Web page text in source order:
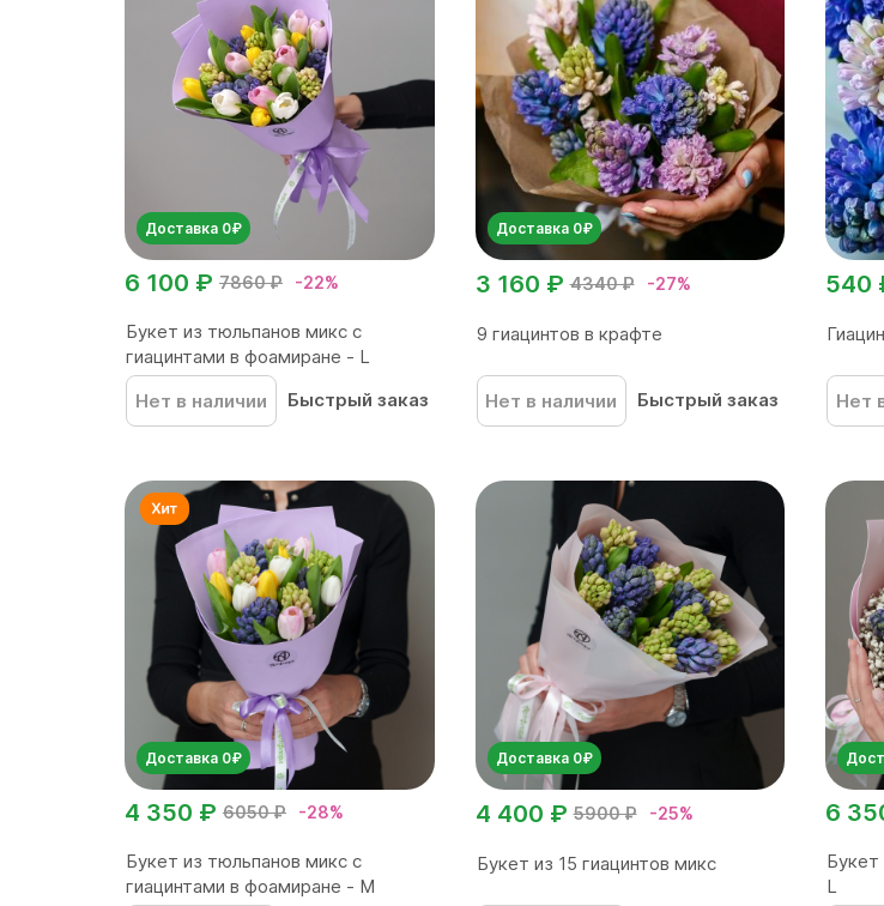
Доставка 0₽
7860 ₽ -22%
6 100 ₽
Букет из тюльпанов микс с
гиацинтами в фоамиране - L
Нет в наличии
Быстрый заказ
Доставка 0₽
4340 ₽ -27%
3 160 ₽
9 гиацинтов в крафте
Нет в наличии Быстрый заказ
540
Нет
Доставка 0₽
6050 ₽ -28%
4 350 ₽
Букет из тюльпанов микс с
гиацинтами в фоамиране - М
Доставка 0₽
5900 ₽ -25%
4 400 ₽
Букет из 15 гиацинтов микс
6
Букет
L